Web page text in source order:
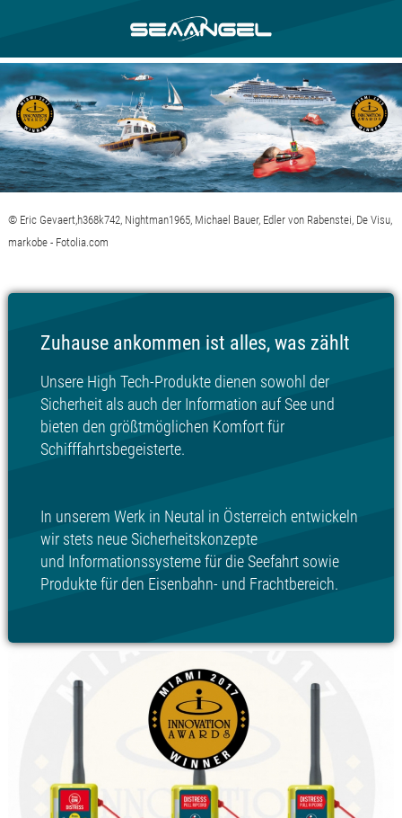
© Eric Gevaert,h368k742, Nightman1965, Michael Bauer, Edler von Rabenstei, De Visu,
markobe - Fotolia.com
Zuhause ankommen ist alles, was zählt
Unsere High Tech-Produkte dienen sowohl der
Sicherheit als auch der Information auf See und
bieten den größtmöglichen Komfort für
Schifffahrtsbegeisterte.
In unserem Werk in Neutal in Österreich entwickeln
wir stets neue Sicherheitskonzepte
und Informationssysteme für die Seefahrt sowie
Produkte für den Eisenbahn- und Frachtbereich.